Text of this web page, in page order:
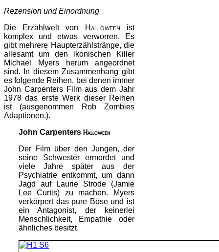
Rezension und Einordnung
Die Erzählwelt von
Halloween ist
komplex und etwas verworren. Es
gibt mehrere Haupterzählstränge, die
allesamt um den ikonischen Killer
Michael Myers herum angeordnet
sind. In diesem Zusammenhang gibt
es folgende Reihen, bei denen immer
John Carpenters Film aus dem Jahr
1978 das erste Werk dieser Reihen
ist (ausgenommen Rob Zombies
Adaptionen.).
John Carpenters Halloween
Der Film über den Jungen, der
seine Schwester ermordet und
viele Jahre später aus der
Psychiatrie entkommt, um dann
Jagd auf Laurie Strode (Jamie
Lee Curtis) zu machen. Myers
verkörpert das pure Böse und ist
ein Antagonist, der keinerlei
Menschlichkeit, Empathie oder
ähnliches besitzt.